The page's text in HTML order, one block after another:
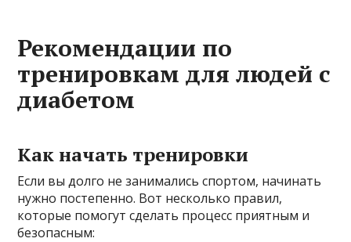
Рекомендации по
тренировкам для людей с
диабетом
Как начать тренировки
Если вы долго не занимались спортом, начинать
нужно постепенно. Вот несколько правил,
которые помогут сделать процесс приятным и
безопасным: